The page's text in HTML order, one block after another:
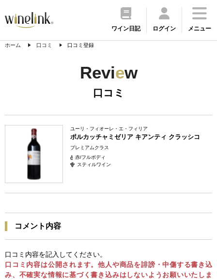
ワイン日記 ログイン メニュー
ホーム 口コミ 口コミ登録
Review
口コミ
ユーリ・フィオーレ・エ・フィリア
ポルカッチャミゼリア キアンティ クラッシコ
プレミアムクラス
赤/フルボディ
スティルワイン
コメント内容
口コミ内容を記入してください。
口コミ内容は公開されます。他人や商品を誹謗・中傷する書き込
み、不確実な情報に基づく書き込みはしないようお願いいたしま